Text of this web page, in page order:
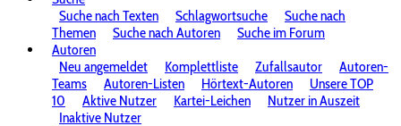
Suche nach Texten
Schlagwortsuche
Suche nach
Themen
Suche nach Autoren
Suche im Forum
Autoren
Neu angemeldet
Komplettliste Zufallsautor
Autoren-
Teams
Autoren-Listen Hörtext-Autoren
Unsere TOP
10
Aktive Nutzer Kartei-Leichen
Nutzer in Auszeit
Inaktive Nutzer